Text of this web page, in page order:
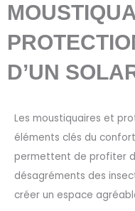
D’UN
Les moustiquaires et
éléments clés du
permettent de profiter
désagréments des
créer un espace